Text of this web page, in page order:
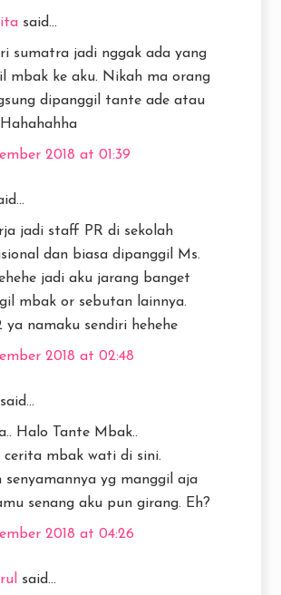
said...
sumatra jadi nggak ada yang
mbak ke aku. Nikah ma orang
dipanggil tante ade atau
2018 at 01:39
jadi staff PR di sekolah
dan biasa dipanggil Ms.
jadi aku jarang banget
mbak or sebutan lainnya.
ya namaku sendiri hehehe
2018 at 02:48
said...
Halo Tante Mbak..
cerita mbak wati di sini.
senyamannya yg manggil aja
senang aku pun girang. Eh?
2018 at 04:26
said...